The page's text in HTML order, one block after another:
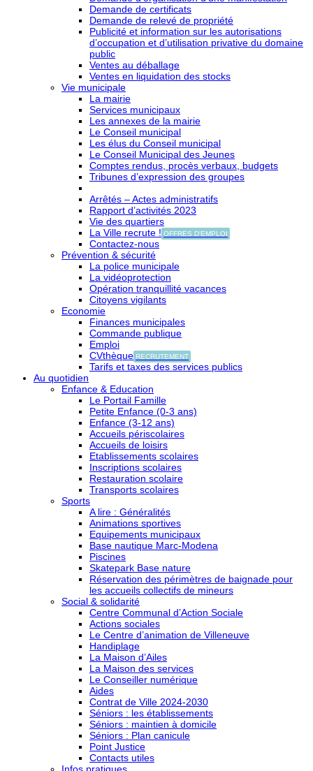
Demande de certificats
Demande de relevé de propriété
Publicité et information sur les autorisations
d’occupation et d’utilisation privative du domaine
public
Ventes au déballage
Ventes en liquidation des stocks
Vie municipale
La mairie
Services municipaux
Les annexes de la mairie
Le Conseil municipal
Les élus du Conseil municipal
Le Conseil Municipal des Jeunes
Comptes rendus, procès verbaux, budgets
Tribunes d’expression des groupes
Arrêtés – Actes administratifs
Rapport d’activités 2023
Vie des quartiers
La Ville recrute ! OFFRES D'EMPLOI
Contactez-nous
Prévention & sécurité
La police municipale
La vidéoprotection
Opération tranquillité vacances
Citoyens vigilants
Economie
Finances municipales
Commande publique
Emploi
CVthèque RECRUTEMENT
Tarifs et taxes des services publics
Au quotidien
Enfance & Education
Le Portail Famille
Petite Enfance (0-3 ans)
Enfance (3-12 ans)
Accueils périscolaires
Accueils de loisirs
Etablissements scolaires
Inscriptions scolaires
Restauration scolaire
Transports scolaires
Sports
A lire : Généralités
Animations sportives
Equipements municipaux
Base nautique Marc-Modena
Piscines
Skatepark Base nature
Réservation des périmètres de baignade pour
les accueils collectifs de mineurs
Social & solidarité
Centre Communal d’Action Sociale
Actions sociales
Le Centre d’animation de Villeneuve
Handiplage
La Maison d’Ailes
La Maison des services
Le Conseiller numérique
Aides
Contrat de Ville 2024-2030
Séniors : les établissements
Séniors : maintien à domicile
Séniors : Plan canicule
Point Justice
Contacts utiles